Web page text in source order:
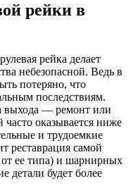
рейки в
рейка делает
небезопасной. Ведь в
потеряно, что
последствиям.
выхода — ремонт или
часто оказывается ниже
и трудоемкие
реставрация самой
от ее типа) и шарнирных
детали будет более